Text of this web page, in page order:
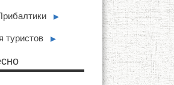
►
туристов ►